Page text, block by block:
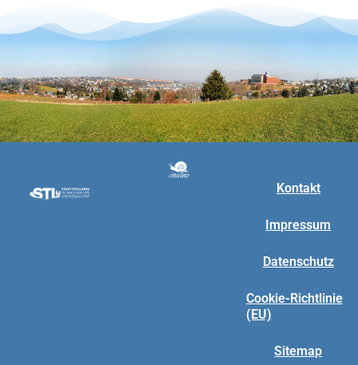
Kontakt
Impressum
Datenschutz
Cookie-Richtlinie
(EU)
Sitemap